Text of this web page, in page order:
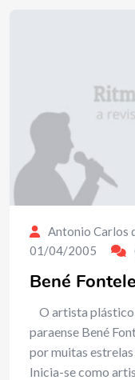
Antonio Carlos
01/04/2005
Bené
O artista
paraense Bené
por muitas
Inicia-se como